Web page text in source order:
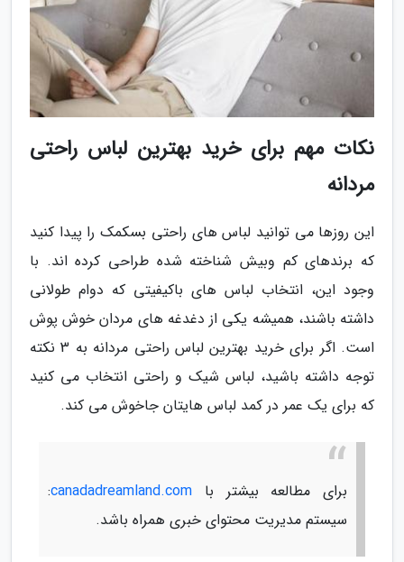
نکات مهم برای خرید بهترین لباس راحتی
مردانه
این روزها می توانید لباس های راحتی بسکمک را پیدا کنید
که برندهای کم وبیش شناخته شده طراحی کرده اند. با
وجود این، انتخاب لباس های باکیفیتی که دوام طولانی
داشته باشند، همیشه یکی از دغدغه های مردان خوش پوش
است. اگر برای خرید بهترین لباس راحتی مردانه به 3 نکته
توجه داشته باشید، لباس شیک و راحتی انتخاب می کنید
که برای یک عمر در کمد لباس هایتان جاخوش می کند.
برای مطالعه بیشتر با canadadreamland.com
:
سیستم مدیریت محتوای خبری همراه باشد.